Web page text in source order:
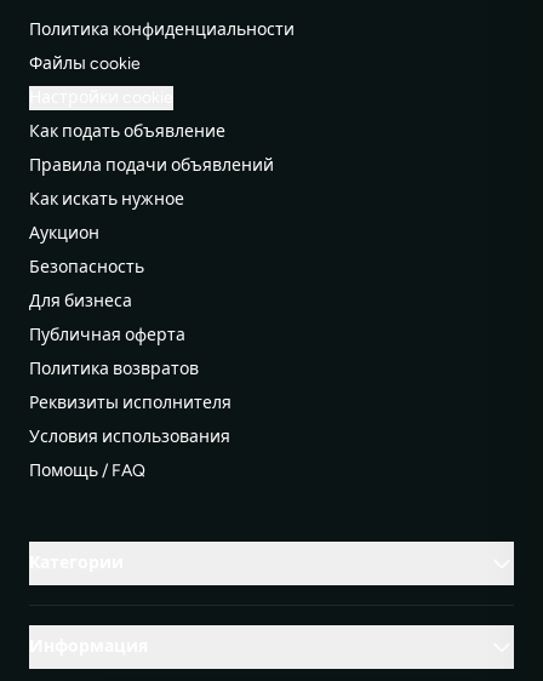
Политика конфиденциальности
Файлы cookie
Как подать объявление
Правила подачи объявлений
Как искать нужное
Аукцион
Безопасность
Для бизнеса
Публичная оферта
Политика возвратов
Реквизиты исполнителя
Условия использования
Помощь / FAQ